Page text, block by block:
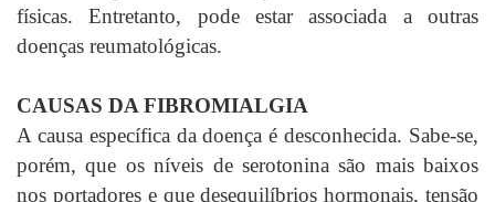
físicas. Entretanto, pode estar associada a outras
doenças reumatológicas.
CAUSAS DA FIBROMIALGIA
A causa específica da doença é desconhecida. Sabe-se,
porém, que os níveis de serotonina são mais baixos
nos portadores e que desequilíbrios hormonais, tensão